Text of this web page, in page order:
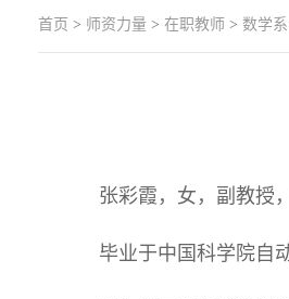
首页 > 师资力量 > 在职教师 > 数学系
张彩霞，女，副教授
毕业于中国科学